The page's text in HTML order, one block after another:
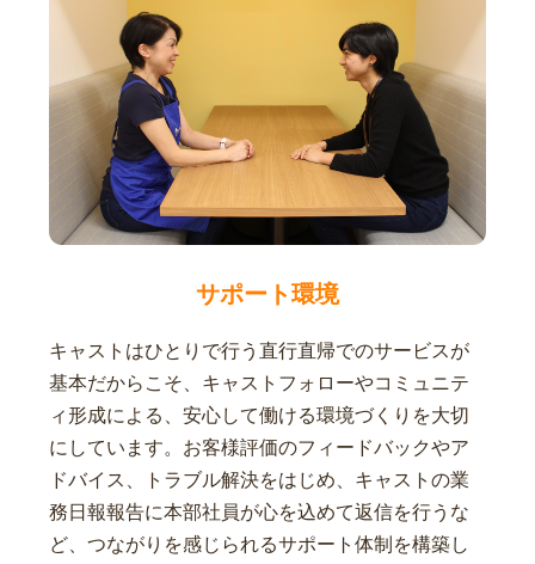
サポート環境
キャストはひとりで行う直行直帰でのサービスが
基本だからこそ、キャストフォローやコミュニテ
ィ形成による、安心して働ける環境づくりを大切
にしています。お客様評価のフィードバックやア
ドバイス、トラブル解決をはじめ、キャストの業
務日報報告に本部社員が心を込めて返信を行うな
ど、つながりを感じられるサポート体制を構築し